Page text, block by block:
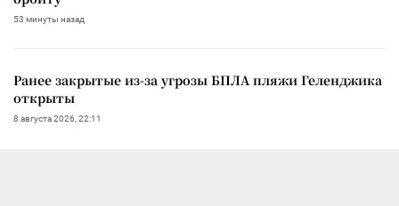
53 минуты назад
Ранее закрытые из-за угрозы БПЛА пляжи Геленджика
открыты
8 августа 2026, 22:11